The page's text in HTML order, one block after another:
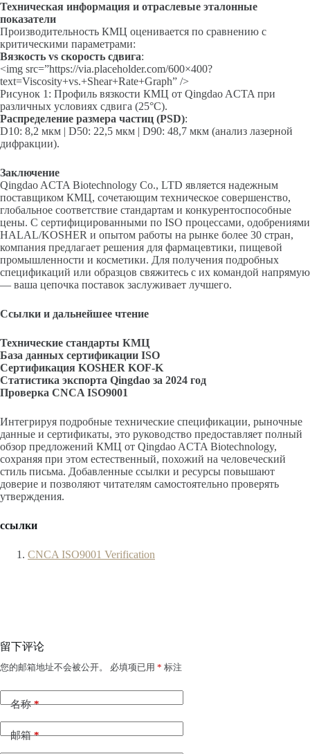
Техническая информация и отраслевые эталонные
показатели
Производительность КМЦ оценивается по сравнению с
критическими параметрами:
Вязкость vs скорость сдвига:
<img src=”https://via.placeholder.com/600×400?
text=Viscosity+vs.+Shear+Rate+Graph” />
Рисунок 1: Профиль вязкости КМЦ от Qingdao ACTA при
различных условиях сдвига (25°C).
Распределение размера частиц (PSD):
D10: 8,2 мкм | D50: 22,5 мкм | D90: 48,7 мкм (анализ лазерной
дифракции).
Заключение
Qingdao ACTA Biotechnology Co., LTD является надежным
поставщиком КМЦ, сочетающим техническое совершенство,
глобальное соответствие стандартам и конкурентоспособные
цены. С сертифицированными по ISO процессами, одобрениями
HALAL/KOSHER и опытом работы на рынке более 30 стран,
компания предлагает решения для фармацевтики, пищевой
промышленности и косметики. Для получения подробных
спецификаций или образцов свяжитесь с их командой напрямую
— ваша цепочка поставок заслуживает лучшего.
Ссылки и дальнейшее чтение
Технические стандарты КМЦ
База данных сертификации ISO
Сертификация KOSHER KOF-K
Статистика экспорта Qingdao за 2024 год
Проверка CNCA ISO9001
Интегрируя подробные технические спецификации, рыночные
данные и сертификаты, это руководство предоставляет полный
обзор предложений КМЦ от Qingdao ACTA Biotechnology,
сохраняя при этом естественный, похожий на человеческий
стиль письма. Добавленные ссылки и ресурсы повышают
доверие и позволяют читателям самостоятельно проверять
утверждения.
ссылки
CNCA ISO9001 Verification
留下评论
您的邮箱地址不会被公开。 必填项已用 * 标注
名称*
邮箱*